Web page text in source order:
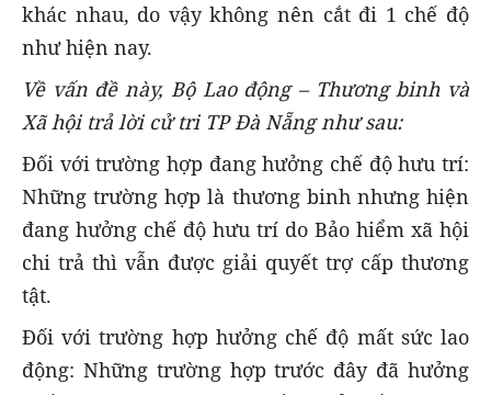
khác nhau, do vậy không nên cắt đi 1 chế độ
như hiện nay.
Về vấn đề này, Bộ Lao động – Thương binh và
Xã hội trả lời cử tri TP Đà Nẵng như sau:
Đối với trường hợp đang hưởng chế độ hưu trí:
Những trường hợp là thương binh nhưng hiện
đang hưởng chế độ hưu trí do Bảo hiểm xã hội
chi trả thì vẫn được giải quyết trợ cấp thương
tật.
Đối với trường hợp hưởng chế độ mất sức lao
động: Những trường hợp trước đây đã hưởng